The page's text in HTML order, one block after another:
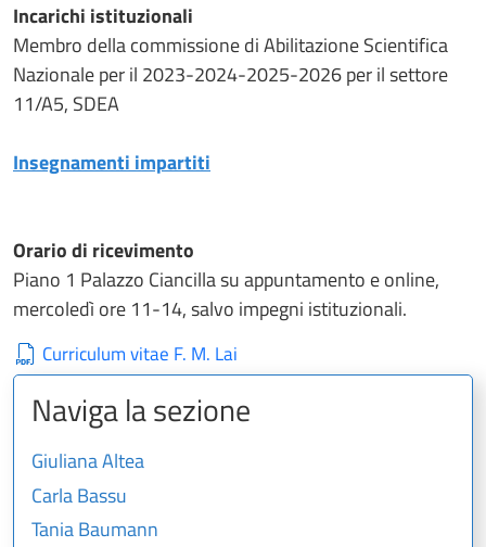
Incarichi istituzionali
Membro della commissione di Abilitazione Scientifica
Nazionale per il 2023-2024-2025-2026 per il settore
11/A5, SDEA
Insegnamenti impartiti
Orario di ricevimento
Piano 1 Palazzo Ciancilla su appuntamento e online,
mercoledì ore 11-14, salvo impegni istituzionali.
Curriculum vitae F. M. Lai
Naviga la sezione
Giuliana Altea
Carla Bassu
Tania Baumann